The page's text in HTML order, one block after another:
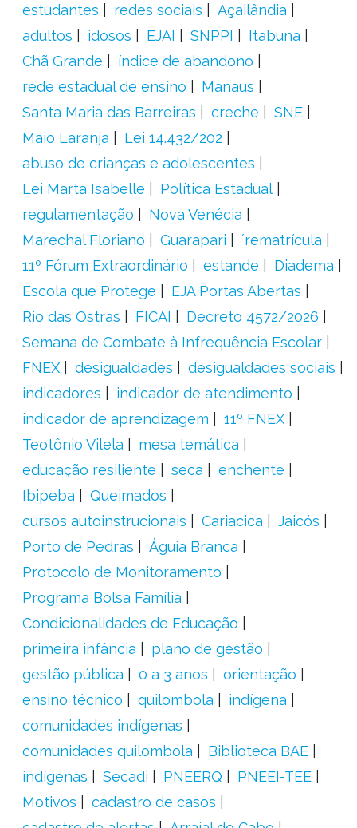
estudantes
redes sociais
Açailândia
adultos
idosos EJAI SNPPI
Itabuna
Chã Grande
índice de abandono
rede estadual de ensino
Manaus
Santa Maria das Barreiras
creche
SNE
Maio Laranja
Lei 14.432/202
abuso de crianças e adolescentes
Lei Marta Isabelle
Política Estadual
regulamentação
Nova Venécia
Marechal Floriano
Guarapari
´rematrícula
11º Fórum Extraordinário
estande
Diadema
Escola que Protege
EJA Portas Abertas
Rio das Ostras
FICAI
Decreto 4572/2026
Semana de Combate à Infrequência Escolar
FNEX
desigualdades
desigualdades sociais
indicadores
indicador de atendimento
indicador de aprendizagem
11º FNEX
Teotônio Vilela
mesa temática
educação resiliente
seca
enchente
Ibipeba
Queimados
cursos autoinstrucionais
Cariacica
Jaicós
Porto de Pedras
Águia Branca
Protocolo de Monitoramento
Programa Bolsa Família
Condicionalidades de Educação
primeira infância
plano de gestão
gestão pública
0 a 3 anos
orientação
ensino técnico
quilombola
indígena
comunidades indígenas
comunidades quilombola
Biblioteca BAE
indígenas
Secadi PNEERQ
PNEEI-TEE
Motivos
cadastro de casos